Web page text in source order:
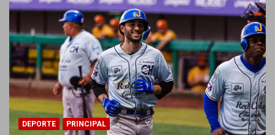
DEPORTE PRINCIPAL